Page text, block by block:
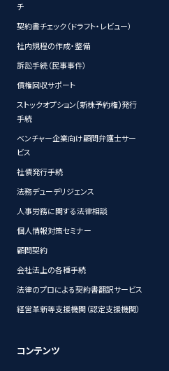
チ
契約書チェック（ドラフト・レビュー）
社内規程の作成・整備
訴訟手続（民事事件）
債権回収サポート
ストックオプション(新株予約権)発行
手続
ベンチャー企業向け顧問弁護士サー
ビス
社債発行手続
法務デューデリジェンス
人事労務に関する法律相談
個人情報対策セミナー
顧問契約
会社法上の各種手続
法律のプロによる契約書翻訳サービス
経営革新等支援機関（認定支援機関）
コンテンツ